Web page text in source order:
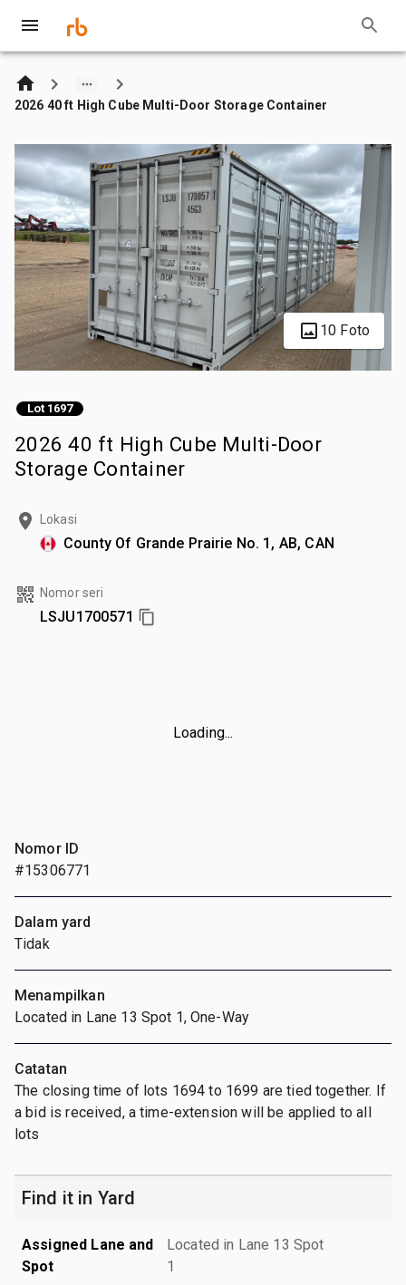
2026 40 ft High Cube Multi-Door Storage Container
10 Foto
Lot 1697
2026 40 ft High Cube Multi-Door
Storage Container
Lokasi
County Of Grande Prairie No. 1, AB, CAN
Nomor seri
LSJU1700571
Loading...
Nomor ID
#15306771
Dalam yard
Tidak
Menampilkan
Located in Lane 13 Spot 1, One-Way
Catatan
The closing time of lots 1694 to 1699 are tied together. If
a bid is received, a time-extension will be applied to all
lots
Find it in Yard
Assigned Lane and
Spot
Located in Lane 13 Spot
1